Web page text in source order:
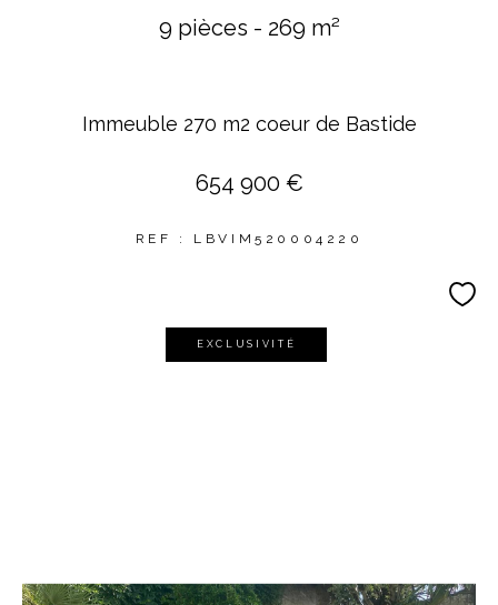
9 pièces - 269 m²
Immeuble 270 m2 coeur de Bastide
654 900 €
REF : LBVIM520004220
EXCLUSIVITÉ